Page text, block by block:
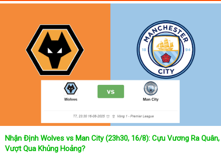
đấu bóng đá Việt Nam hay trên Thế giới diễn ra trong thời gian sắp
cả 2 đội tuyển bóng đá đang đạt được.
Không chỉ dừng lại ở đó, những người hâm mộ bóng đá có thể cập
nhật được chính xác về lịch phát sóng bóng đá được tường thuật
trực tiếp ở trên những kênh truyền hình thể thao lớn nhất hiện nay
như: VTV3, K+, SCTV, Thể thao TV,... Nếu như bạn không muốn
bỏ lỡ bất kỳ một trận đấu bóng đá nào trong từng mùa giải, hãy
thường xuyên vào chuyên mụcLịch Thi Đấutại chuyên trang
để cập nhật thông tin chính xác nhất nhé!
Lịch thi đấu được cập nhật chính xác trong toàn bộ các giải
Tại Lịch Thi Đấu của chuyên trang kqbongda.net
sẽ cập nhanh
chóng và chính xác nhất thời gian từng trận đấu bóng đá diễn ra ở
Nhận Định Wolves vs Man City (23h30, 16/8): Cựu Vương Ra Quân,
Vượt Qua Khủng Hoảng?